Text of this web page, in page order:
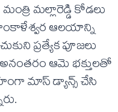
మల్లారెడ్డి కోడలు
ఆలయాన్ని
ప్రత్యేక పూజలు
ఆమె భక్తులతో
మాస్ డ్యాన్స్ చేసి